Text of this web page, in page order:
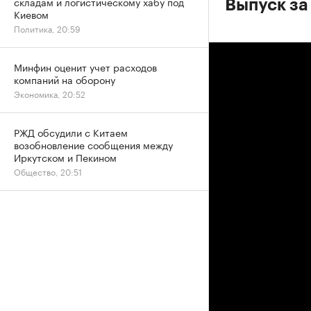
Выпуск
Киевом
Политика, 20:59
Минфин оценит учет расходов
компаний на оборону
Экономика, 20:52
РЖД обсудили с Китаем
возобновление сообщения между
Иркутском и Пекином
Общество, 20:51